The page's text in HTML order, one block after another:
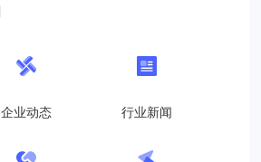
企业动态 行业新闻